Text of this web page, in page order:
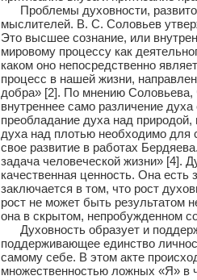
Проблемы духовности,
мыслителей. В. С. Соловьев
Это высшее сознание, или
мировому процессу как
каком оно непосредственно
процесс в нашей жизни,
добра» [2]. По мнению Соловьева,
внутреннее само различение
преобладание духа над природой,
духа над плотью необходимо для
свое развитие в работах
задача человеческой жизни» [4].
качественная ценность. Она
заключается в том, что рост
рост не может быть результатом
она в скрытом, непробужденном
Духовность образует и
поддерживающее единство
самому себе. В этом акте
множественностью ложных «Я» в